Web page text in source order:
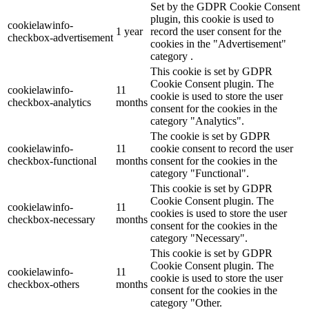
cookielawinfo-
checkbox-advertisement
1 year
Set by the GDPR Cookie Consent
plugin, this cookie is used to
record the user consent for the
cookies in the "Advertisement"
category .
cookielawinfo-
checkbox-analytics
11
months
This cookie is set by GDPR
Cookie Consent plugin. The
cookie is used to store the user
consent for the cookies in the
category "Analytics".
cookielawinfo-
checkbox-functional
11
months
The cookie is set by GDPR
cookie consent to record the user
consent for the cookies in the
category "Functional".
cookielawinfo-
checkbox-necessary
11
months
This cookie is set by GDPR
Cookie Consent plugin. The
cookies is used to store the user
consent for the cookies in the
category "Necessary".
cookielawinfo-
checkbox-others
11
months
This cookie is set by GDPR
Cookie Consent plugin. The
cookie is used to store the user
consent for the cookies in the
category "Other.